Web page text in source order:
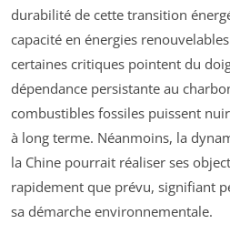
durabilité de cette transition
capacité en énergies
certaines critiques pointent du
dépendance persistante au
combustibles fossiles puissent
à long terme. Néanmoins, la
la Chine pourrait réaliser ses
rapidement que prévu, signifiant
sa démarche environnementale.